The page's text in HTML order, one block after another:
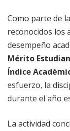
Como parte de
reconocidos los
desempeño
Mérito
Índice
esfuerzo, la
durante el año
La actividad